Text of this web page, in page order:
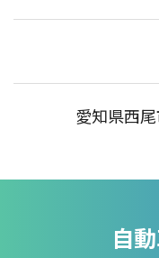
愛知県西
自